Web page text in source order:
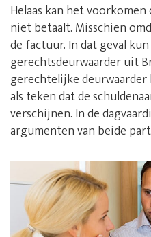
Helaas kan het
niet betaalt. Misschien
de factuur. In dat geval
gerechtsdeurwaarder uit
gerechtelijke
als teken dat de
verschijnen. In de
argumenten van beide